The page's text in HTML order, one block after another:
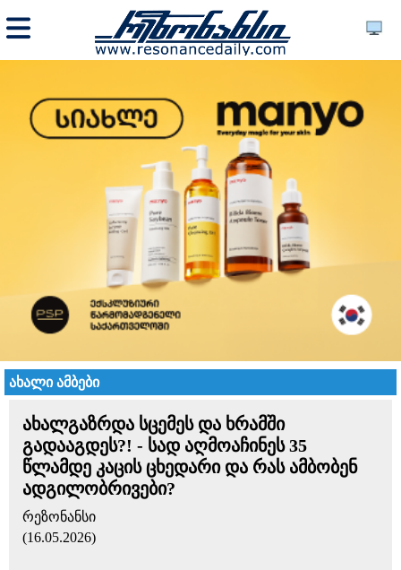
ახალი ამბები
ახალგაზრდა სცემეს და ხრამში
გადააგდეს?! - სად აღმოაჩინეს 35
წლამდე კაცის ცხედარი და რას ამბობენ
ადგილობრივები?
რეზონანსი
(16.05.2026)